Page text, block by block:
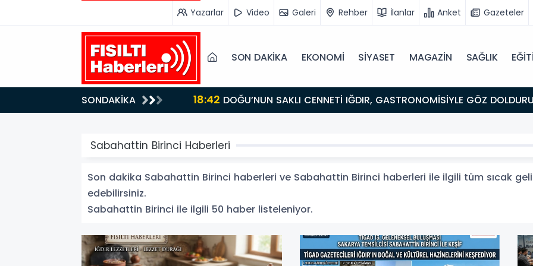
Yazarlar Video Galeri Rehber İlanlar Anket Gazeteler
SON DAKİKA EKONOMİ SİYASET MAGAZİN SAĞLIK
SONDAKİKA 18:42
KÜLTÜRÜNÜN BULUŞMA NOKTASI
Sabahattin Birinci Haberleri
Son dakika Sabahattin Birinci haberleri ve Sabahattin Birinci haberleri ile ilgili tüm sıcak
edebilirsiniz.
Sabahattin Birinci ile ilgili 50 haber listeleniyor.